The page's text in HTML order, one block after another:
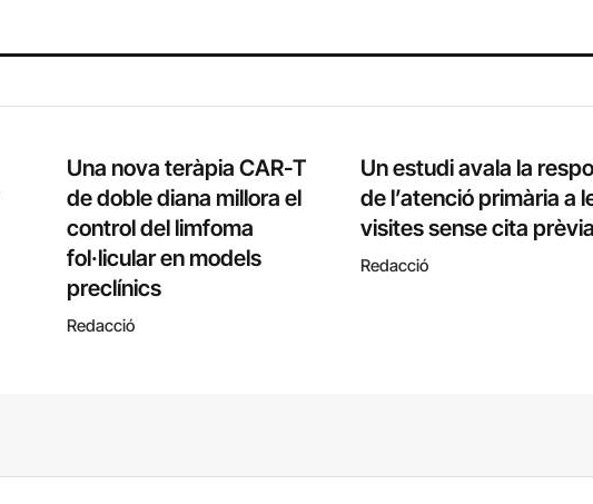
Una nova teràpia CAR-T
de doble diana millora el
control del limfoma
fol·licular en models
preclínics
Redacció
Un estudi avala la
de l’atenció primària a
visites sense cita prèvia
Redacció